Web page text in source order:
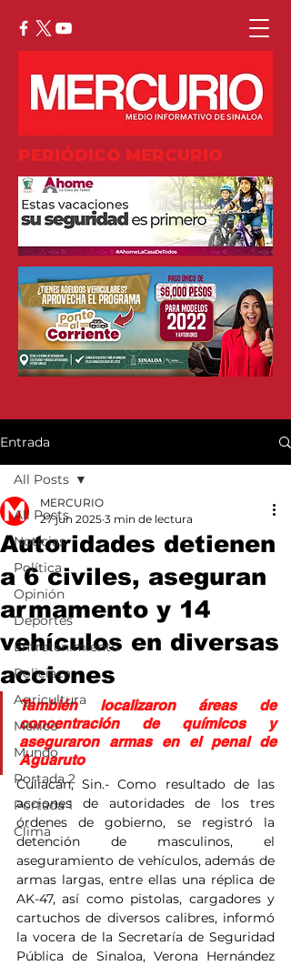
PERIÓDICO MERCURIO
Entrada
All Posts
Noticias
Política
Opinión
Deportes
Entretenimiento
Policiaca
Agricultura
México
Mundo
Portada 2
Portada 1
Clima
All Posts
Autoridades detienen
a 6 civiles, aseguran
armamento y 14
vehículos en diversas
acciones
MERCURIO
27 jun 2025 3 min de lectura
También localizaron áreas de
concentración de químicos y
aseguraron armas en el penal de
Aguaruto
Culiacán, Sin.- Como resultado de las
acciones de autoridades de los tres
órdenes de gobierno, se registró la
detención de masculinos, el
aseguramiento de vehículos, además de
armas largas, entre ellas una réplica de
AK-47, así como pistolas, cargadores y
cartuchos de diversos calibres, informó
la vocera de la Secretaría de Seguridad
Pública de Sinaloa, Verona Hernández